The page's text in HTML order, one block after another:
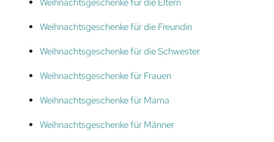
Weihnachtsgeschenke für die Freundin
Weihnachtsgeschenke für die Schwester
Weihnachtsgeschenke für Frauen
Weihnachtsgeschenke für Mama
Weihnachtsgeschenke für Männer